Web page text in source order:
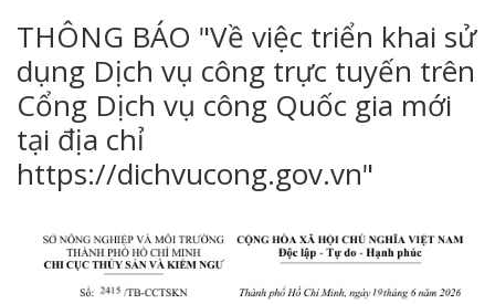
THÔNG BÁO "Về việc triển khai sử
dụng Dịch vụ công trực tuyến trên
Cổng Dịch vụ công Quốc gia mới
tại địa chỉ
https://dichvucong.gov.vn"